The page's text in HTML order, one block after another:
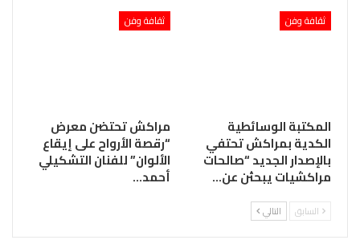
ثقافة وفن
المكتبة الوسائطية
الكدية بمراكش تحتفي
بالإصدار الجديد “صالحات
مراكشيات يبحثن عن…
ثقافة وفن
مراكش تحتضن معرض
“رقصة الأرواح على إيقاع
الألوان” للفنان التشكيلي
أحمد…
السابق التالي